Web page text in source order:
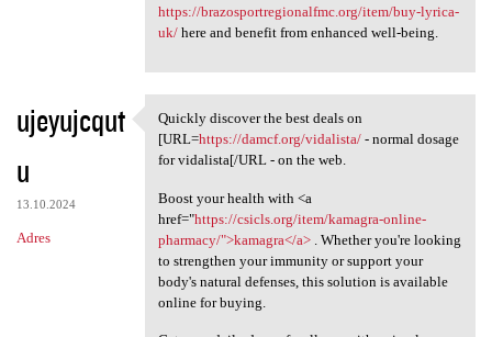
https://brazosportregionalfmc.org/item/buy-lyrica-
uk/here and benefit from enhanced well-being.
ujeyujcqut
u
13.10.2024
Adres
Quickly discover the best
Quickly discover the best deals on
[URL=https://damcf.org/vidalista/- normal dosage
for vidalista[/URL - on the web.
Boost your health with <a
href="https://csicls.org/item/kamagra-online-
pharmacy/">kamagra</a>. Whether you're looking
to strengthen your immunity or support your
body's natural defenses, this solution is available
online for buying.